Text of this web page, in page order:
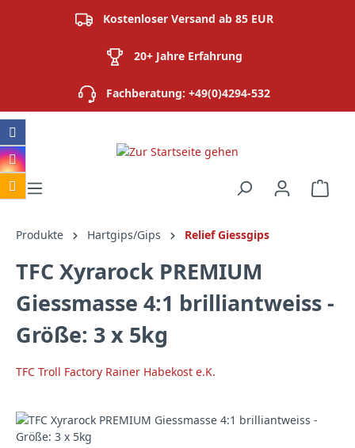
Kostenloser Versand ab 85 EUR
20+ Jahre Erfahrung
Fachberatung: +49(0)4294-532
Produkte Hartgips/Gips Relief Giessgips
TFC Xyrarock PREMIUM
Giessmasse 4:1 brilliantweiss -
Größe: 3 x 5kg
TFC Troll Factory Rainer Habekost e.K.
Bildergalerie überspringen